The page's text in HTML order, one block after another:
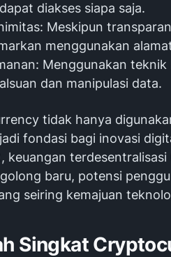
diakses siapa saja.
Meskipun
menggunakan
Menggunakan
dan manipulasi data.
tidak hanya
fondasi bagi inovasi
keuangan
baru, potensi
seiring kemajuan
Singkat